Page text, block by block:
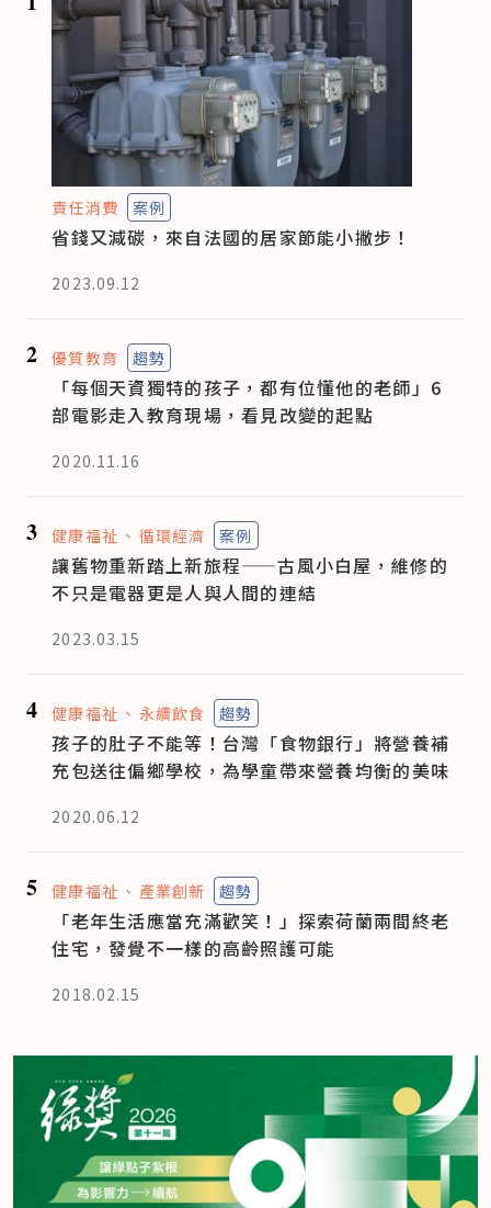
責任消費 案例
省錢又減碳，來自法國的居家節能小撇步！
2023.09.12
2 優質教育 趨勢
「每個天資獨特的孩子，都有位懂他的老師」6
部電影走入教育現場，看見改變的起點
2020.11.16
3 健康福祉 循環經濟 案例
讓舊物重新踏上新旅程——古風小白屋，維修的
不只是電器更是人與人間的連結
2023.03.15
4 健康福祉 永續飲食 趨勢
孩子的肚子不能等！台灣「食物銀行」將營養補
充包送往偏鄉學校，為學童帶來營養均衡的美味
2020.06.12
5 健康福祉 產業創新 趨勢
「老年生活應當充滿歡笑！」探索荷蘭兩間終老
住宅，發覺不一樣的高齡照護可能
2018.02.15